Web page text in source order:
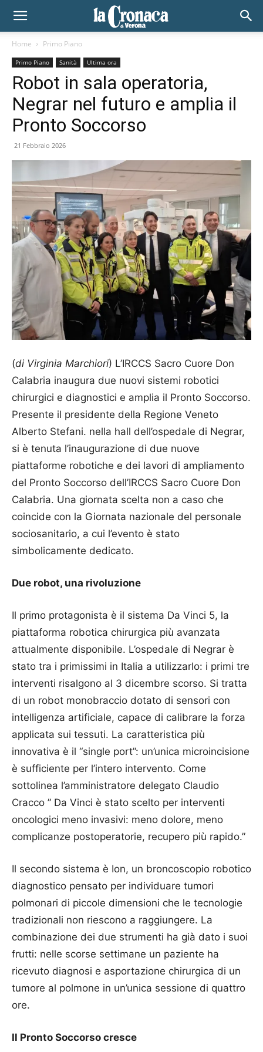
Home Primo Piano
Primo Piano Sanità Ultima ora
Robot in sala operatoria,
Negrar nel futuro e amplia il
Pronto Soccorso
21 Febbraio 2026
(di Virginia Marchiori) L’IRCCS Sacro Cuore Don
Calabria inaugura due nuovi sistemi robotici
chirurgici e diagnostici e amplia il Pronto Soccorso.
Presente il presidente della Regione Veneto
Alberto Stefani. nella hall dell’ospedale di Negrar,
si è tenuta l’inaugurazione di due nuove
piattaforme robotiche e dei lavori di ampliamento
del Pronto Soccorso dell’IRCCS Sacro Cuore Don
Calabria. Una giornata scelta non a caso che
coincide con la Giornata nazionale del personale
sociosanitario, a cui l’evento è stato
simbolicamente dedicato.
Due robot, una rivoluzione
Il primo protagonista è il sistema Da Vinci 5, la
piattaforma robotica chirurgica più avanzata
attualmente disponibile. L’ospedale di Negrar è
stato tra i primissimi in Italia a utilizzarlo: i primi tre
interventi risalgono al 3 dicembre scorso. Si tratta
di un robot monobraccio dotato di sensori con
intelligenza artificiale, capace di calibrare la forza
applicata sui tessuti. La caratteristica più
innovativa è il “single port”: un’unica microincisione
è sufficiente per l’intero intervento. Come
sottolinea l’amministratore delegato Claudio
Cracco ” Da Vinci è stato scelto per interventi
oncologici meno invasivi: meno dolore, meno
complicanze postoperatorie, recupero più rapido.”
Il secondo sistema è Ion, un broncoscopio robotico
diagnostico pensato per individuare tumori
polmonari di piccole dimensioni che le tecnologie
tradizionali non riescono a raggiungere. La
combinazione dei due strumenti ha già dato i suoi
frutti: nelle scorse settimane un paziente ha
ricevuto diagnosi e asportazione chirurgica di un
tumore al polmone in un’unica sessione di quattro
ore.
Il Pronto Soccorso cresce